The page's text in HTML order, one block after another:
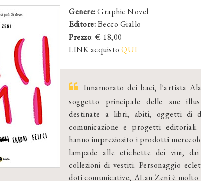
Genere:Graphic Novel
Editore:Becco Giallo
Prezzo: € 18,00
LINK acquisto QUI
Innamorato dei baci, l'artista
soggetto principale delle sue
destinate a libri, abiti, oggetti di
comunicazione e progetti
hanno impreziosito i prodotti
lampade alle etichette dei vini,
collezioni di vestiti. Personaggio
doti comunicative, ALan Zeni è molto